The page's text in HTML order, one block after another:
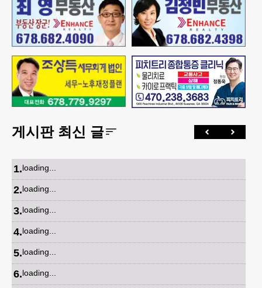
게시판 최신 글
1.loading...
2.loading...
3.loading...
4.loading...
5.loading...
6.loading...